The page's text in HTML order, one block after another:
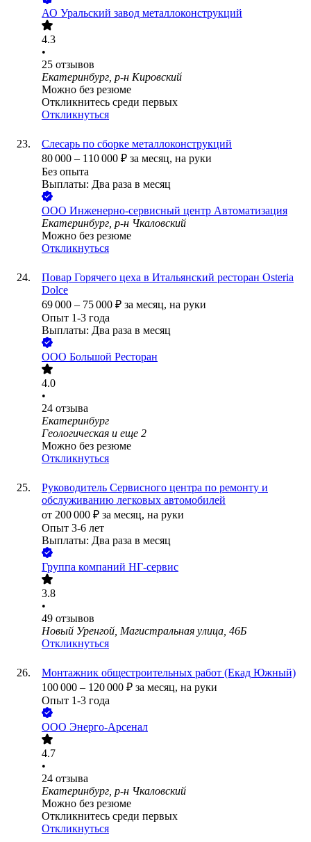
АО Уральский завод металлоконструкций
4.3
•
25 отзывов
Екатеринбург, р-н Кировский
Можно без резюме
Откликнитесь среди первых
Откликнуться
Слесарь по сборке металлоконструкций
80 000 – 110 000 ₽ за месяц, на руки
Без опыта
Выплаты: Два раза в месяц
ООО Инженерно-сервисный центр Автоматизация
Екатеринбург, р-н Чкаловский
Можно без резюме
Откликнуться
Повар Горячего цеха в Итальянский ресторан Osteria
Dolce
69 000 – 75 000 ₽ за месяц, на руки
Опыт 1-3 года
Выплаты: Два раза в месяц
ООО Большой Ресторан
4.0
•
24 отзыва
Екатеринбург
Геологическая и еще 2
Можно без резюме
Откликнуться
Руководитель Сервисного центра по ремонту и
обслуживанию легковых автомобилей
от 200 000 ₽ за месяц, на руки
Опыт 3-6 лет
Выплаты: Два раза в месяц
Группа компаний НГ-сервис
3.8
•
49 отзывов
Новый Уренгой, Магистральная улица, 46Б
Откликнуться
Монтажник общестроительных работ (Екад Южный)
100 000 – 120 000 ₽ за месяц, на руки
Опыт 1-3 года
ООО Энерго-Арсенал
4.7
•
24 отзыва
Екатеринбург, р-н Чкаловский
Можно без резюме
Откликнитесь среди первых
Откликнуться